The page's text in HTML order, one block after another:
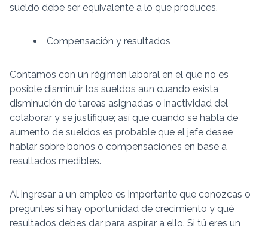
sueldo debe ser equivalente a lo que produces.
Compensación y resultados
Contamos con un régimen laboral en el que no es
posible disminuir los sueldos aun cuando exista
disminución de tareas asignadas o inactividad del
colaborar y se justifique; así que cuando se habla de
aumento de sueldos es probable que el jefe desee
hablar sobre bonos o compensaciones en base a
resultados medibles.
Al ingresar a un empleo es importante que conozcas o
preguntes si hay oportunidad de crecimiento y qué
resultados debes dar para aspirar a ello. Si tú eres un